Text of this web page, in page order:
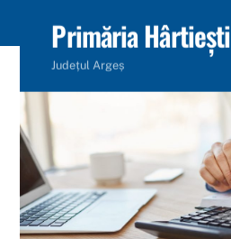
Primăria Hârtiești
Județul Argeș